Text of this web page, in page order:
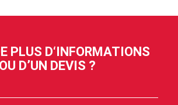
PLUS D‘INFORMATIONS
OU D’UN DEVIS ?